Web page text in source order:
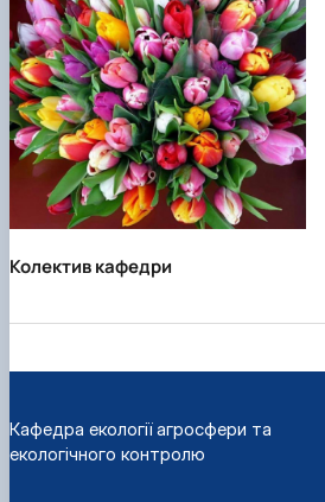
Колектив кафедри
Кафедра екології агросфери та
екологічного контролю